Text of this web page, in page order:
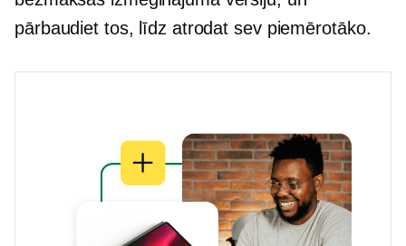
pārbaudiet tos, līdz atrodat sev piemērotāko.